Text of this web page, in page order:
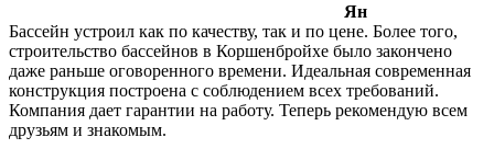
Ян
Бассейн устроил как по качеству, так и по цене. Более того,
строительство бассейнов в Коршенбройхе было закончено
даже раньше оговоренного времени. Идеальная современная
конструкция построена с соблюдением всех требований.
Компания дает гарантии на работу. Теперь рекомендую всем
друзьям и знакомым.